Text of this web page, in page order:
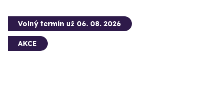
Volný termín už 06. 08. 2026
AKCE